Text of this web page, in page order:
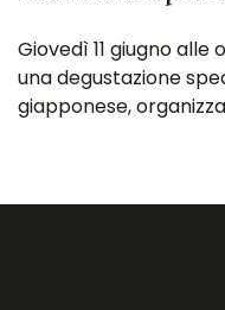
Giovedì 11 giugno
una degustazione
giapponese,